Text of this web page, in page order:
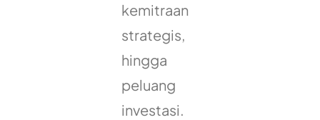
kemitraan
strategis,
hingga
peluang
investasi.